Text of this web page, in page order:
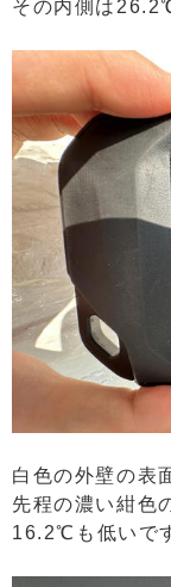
その内側は
白色の外壁の表
先程の濃い紺色
16.2℃も低いで